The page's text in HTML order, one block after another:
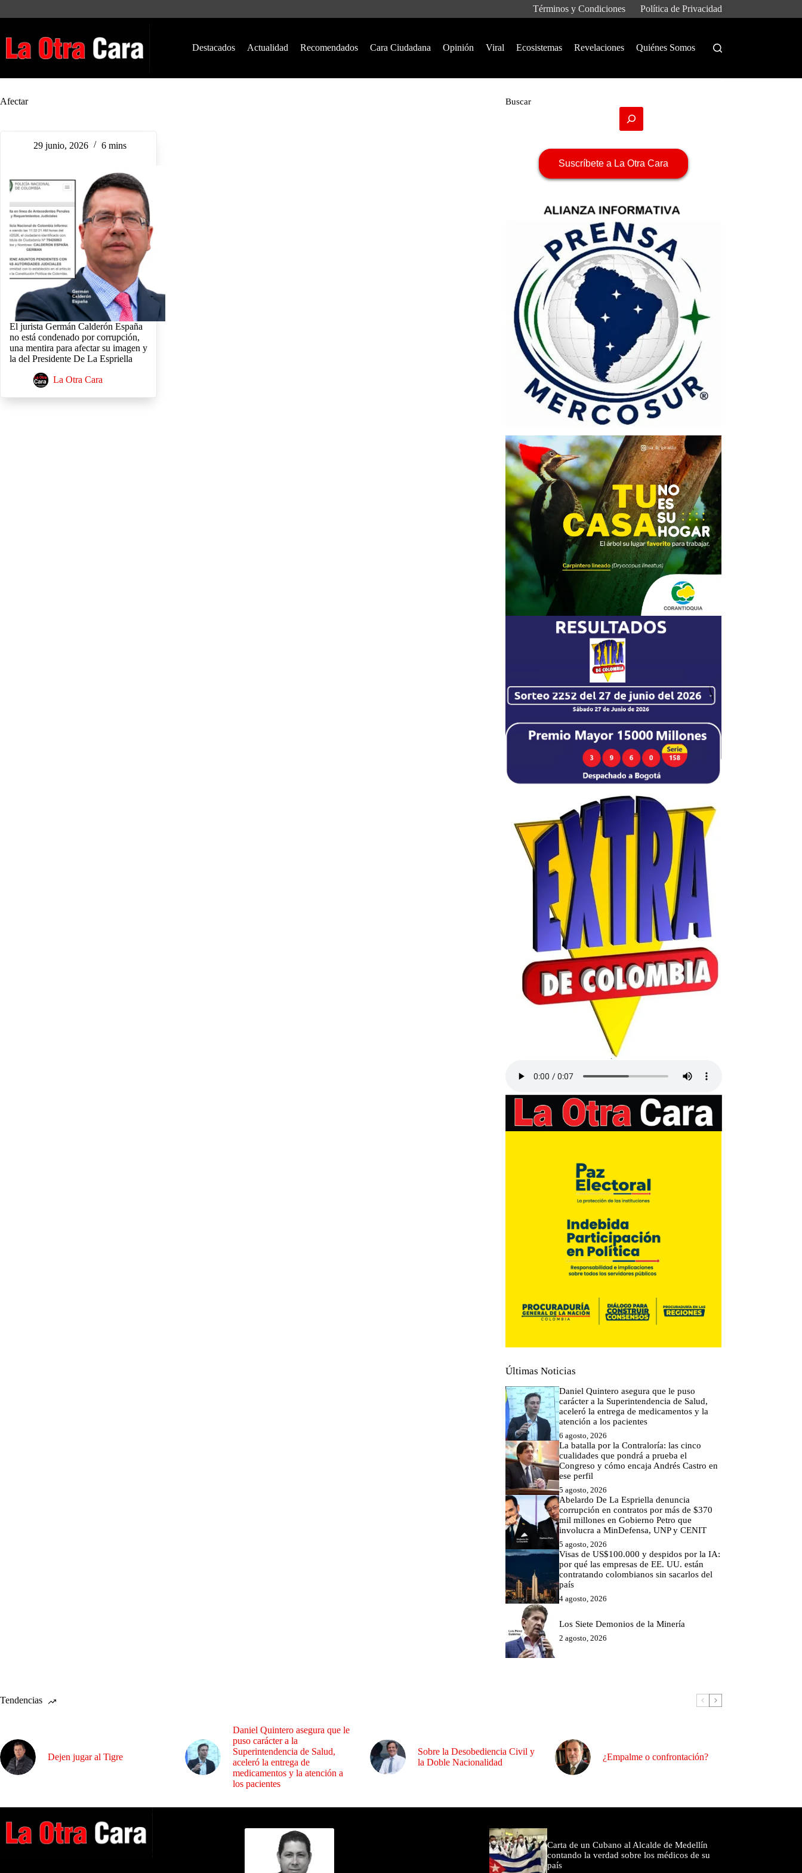
Términos y Condiciones Política de Privacidad
Destacados Actualidad Recomendados Cara Ciudadana Opinión Viral Ecosistemas Revelaciones Quiénes Somos
Afectar
29 junio, 2026 6 mins
El jurista Germán Calderón España
no está condenado por corrupción,
una mentira para afectar su imagen y
la del Presidente De La Espriella
La Otra Cara
Buscar
Suscríbete a La Otra Cara
Últimas Noticias
Daniel Quintero asegura que le puso
carácter a la Superintendencia de Salud,
aceleró la entrega de medicamentos y la
atención a los pacientes
6 agosto, 2026
La batalla por la Contraloría: las cinco
cualidades que pondrá a prueba el
Congreso y cómo encaja Andrés Castro en
ese perfil
5 agosto, 2026
Abelardo De La Espriella denuncia
corrupción en contratos por más de $370
mil millones en Gobierno Petro que
involucra a MinDefensa, UNP y CENIT
5 agosto, 2026
Visas de US$100.000 y despidos por la IA:
por qué las empresas de EE. UU. están
contratando colombianos sin sacarlos del
país
4 agosto, 2026
Los Siete Demonios de la Minería
2 agosto, 2026
Tendencias
Dejen jugar al Tigre
Daniel Quintero asegura que le
puso carácter a la
Superintendencia de Salud,
aceleró la entrega de
medicamentos y la atención a
los pacientes
Sobre la Desobediencia Civil y
la Doble Nacionalidad
¿Empalme o confrontación?
Carta de un Cubano al Alcalde de Medellín
contando la verdad sobre los médicos de su
país